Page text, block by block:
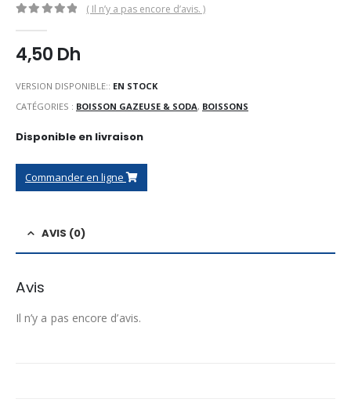
( Il n’y a pas encore d’avis. )
4,50 Dh
VERSION DISPONIBLE:: EN STOCK
CATÉGORIES : BOISSON GAZEUSE & SODA, BOISSONS
Disponible en livraison
Commander en ligne
AVIS (0)
Avis
Il n’y a pas encore d’avis.